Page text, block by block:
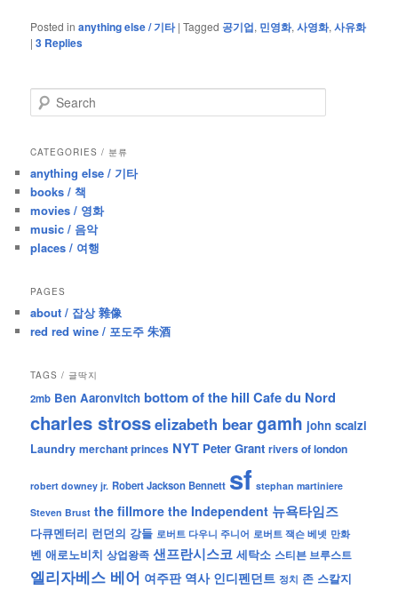
Posted in anything else / 기타 |Tagged 공기업, 민영화,사영화,사유화
|3 Replies
e
r
h
CATEGORIES / 분류
anything else / 기타
books / 책
movies / 영화
music / 음악
places / 여행
PAGES
about / 잡상 雜像
red red wine / 포도주 朱酒
TAGS / 글딱지
2mb Ben Aaronvitch bottom of the hill Cafe du Nord
charles strosselizabeth beargamh john scalzi
Laundry merchant princes NYT Peter Grant rivers of london
robert downey jr. Robert Jackson Bennett sf stephan martiniere
Steven Brust the fillmore the Independent 뉴욕타임즈
다큐멘터리 런던의 강들 로버트 다우니 주니어 로버트 잭슨 베넷 만화
벤 애로노비치 상업왕족 샌프란시스코 세탁소 스티븐 브루스트
엘리자베스 베어 여주판 역사 인디펜던트 정치 존 스칼지